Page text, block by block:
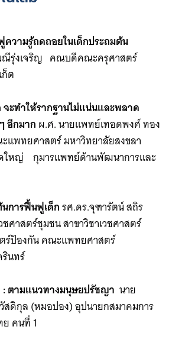
ความรู้ถดถอยในเด็กประถมต้น
ณีรุ่งเจริญ คณบดีคณะครุศาสตร์
ต
ะทำให้รากฐานไม่แน่นและพลาด
อีกมากผ.ศ. นายแพทย์เทอดพงศ์ ทอง
พทยศาสตร์ มหาวิทยาลัยสงขลา
ใหญ่ กุมารแพทย์ด้านพัฒนาการและ
การฟื้นฟูเด็กรศ.ดร.จุฑารัตน์ สถิร
าสตร์ชุมชน สาขาวิชาเวชศาสตร์
ร์ป้องกัน คณะแพทยศาสตร์
นทร์
ตามแนวทางมนุษยปรัชญา นาย
กุล (หมอปอง) อุปนายกสมาคมการ
คนที่ 1